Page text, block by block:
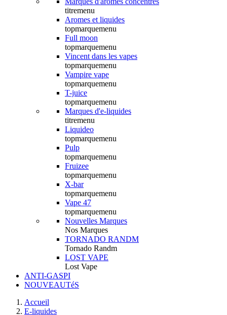
titremenu
Aromes et liquides
topmarquemenu
Full moon
topmarquemenu
Vincent dans les vapes
topmarquemenu
Vampire vape
topmarquemenu
T-juice
topmarquemenu
Marques d'e-liquides
titremenu
Liquideo
topmarquemenu
Pulp
topmarquemenu
Fruizee
topmarquemenu
X-bar
topmarquemenu
Vape 47
topmarquemenu
Nouvelles Marques
Nos Marques
TORNADO RANDM
Tornado Randm
LOST VAPE
Lost Vape
ANTI-GASPI
NOUVEAUTéS
Accueil
E-liquides